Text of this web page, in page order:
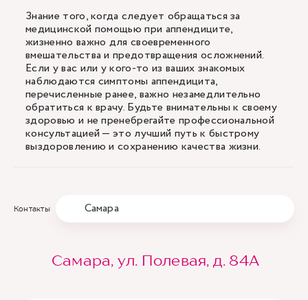
Знание того, когда следует обращаться за
медицинской помощью при аппендиците,
жизненно важно для своевременного
вмешательства и предотвращения осложнений.
Если у вас или у кого-то из ваших знакомых
наблюдаются симптомы аппендицита,
перечисленные ранее, важно незамедлительно
обратиться к врачу. Будьте внимательны к своему
здоровью и не пренебрегайте профессиональной
консультацией — это лучший путь к быстрому
выздоровлению и сохранению качества жизни.
Контакты Самара
Самара, ул. Полевая, д. 84А